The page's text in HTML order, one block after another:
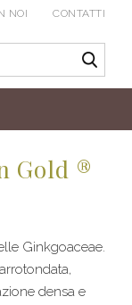
NOI CONTATTI
Gold ®
Ginkgoaceae.
densa e